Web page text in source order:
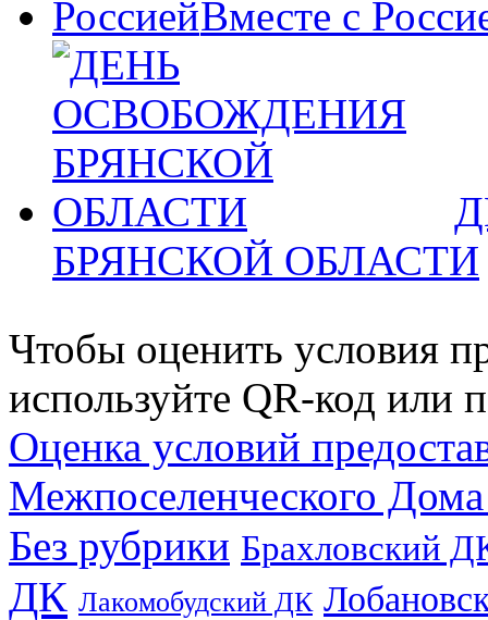
Вместе с
БРЯНСКОЙ ОБЛАСТИ
Чтобы оценить условия
используйте QR-код или
Оценка условий
Межпоселенческого
Без рубрики Брахловский
ДК Лакомобудский ДК